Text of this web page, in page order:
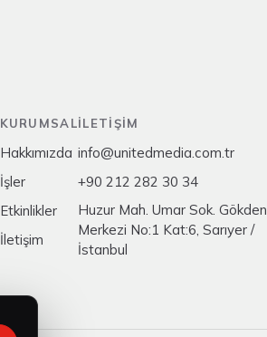
KURUMSAL
Hakkımızda
İşler
Etkinlikler
İletişim
İLETIŞIM
info@unitedmedia.com.tr
+90 212 282 30 34
Huzur Mah. Umar Sok.
Merkezi No:1 Kat:6, Sarıyer /
İstanbul